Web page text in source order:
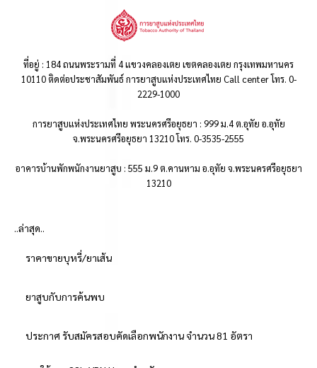
ที่อยู่ : 184 ถนนพระรามที่ 4 แขวงคลองเตย เขตคลองเตย กรุงเทพมหานคร
10110 ติดต่อประชาสัมพันธ์ การยาสูบแห่งประเทศไทย Call center โทร. 0-
2229-1000
การยาสูบแห่งประเทศไทย พระนครศรีอยุธยา : 999 ม.4 ต.อุทัย อ.อุทัย
จ.พระนครศรีอยุธยา 13210 โทร. 0-3535-2555
อาคารบ้านพักพนักงานยาสูบ : 555 ม.9 ต.คานหาม อ.อุทัย จ.พระนครศรีอยุธยา
13210
..ล่าสุด..
ราคาขายบุหรี่/ยาเส้น
ยาสูบกับการค้นพบ
ประกาศ รับสมัครสอบคัดเลือกพนักงาน จำนวน 81 อัตรา